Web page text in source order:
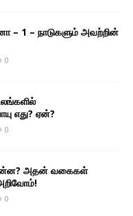
– 1 – நாடுகளும் அவற்றின்
0
எது? ஏன்?
0
அதன் வகைகள்
0